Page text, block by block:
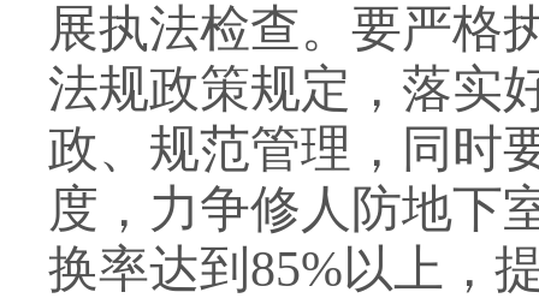
展执法检查。要严格
法规政策规定，落实
政、规范管理，同时
度，力争修人防地下
换率达到 85%以上，